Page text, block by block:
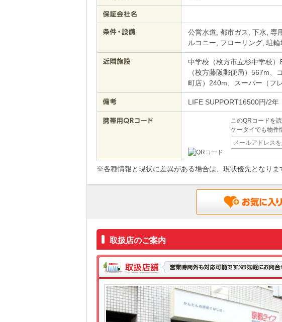
公営水道, 都市ガス, 下水, 専
ルコニー, フローリング, 駐
中学校（枚方市立杉中学校
（枚方藤阪郵便局）567m
町店）240m、スーパー（フ
LIFE SUPPORT16500円/2年
このQRコードを
ケータイでも物件
※各種情報と現状に差異がある場合は、現状優先となりま
取扱店のご案内